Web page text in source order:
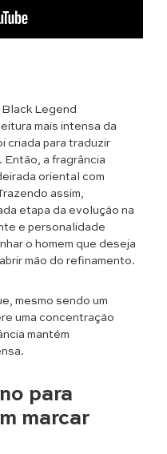
Legend
mais intensa da
criada para traduzir
a fragrância
oriental com
assim,
etapa da evolução na
e personalidade
o homem que deseja
mão do refinamento.
mesmo sendo um
uma concentração
mantém
para
marcar